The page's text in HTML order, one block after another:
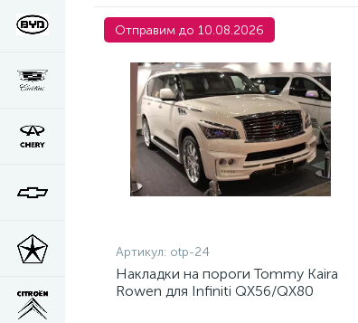
Отправим до 10.08.2026
Артикул: otp-24
Накладки на пороги Tommy Kaira
Rowen для Infiniti QX56/QX80